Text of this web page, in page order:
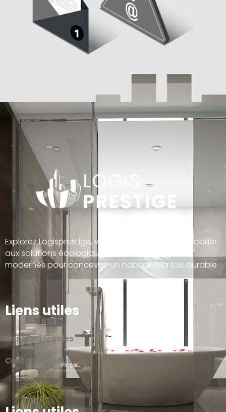
Explorez Logisprestige, votre guide dédié à l’immobilier,
aux solutions écologiques, et aux tendances
modernes pour concevoir un habitat à la fois durable
Liens utiles
Mentions légales
Contactez-nous